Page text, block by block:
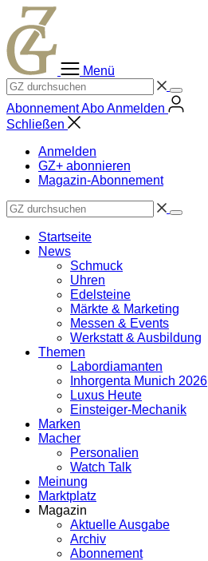
Zum
Inhalt
springen
Menü
AbonnementAboAnmelden
Schließen
Anmelden
GZ+ abonnieren
Magazin-Abonnement
Startseite
News
Schmuck
Uhren
Edelsteine
Märkte & Marketing
Messen & Events
Werkstatt & Ausbildung
Themen
Labordiamanten
Inhorgenta Munich 2026
Luxus Heute
Einsteiger-Mechanik
Marken
Macher
Personalien
Watch Talk
Meinung
Marktplatz
Magazin
Aktuelle Ausgabe
Archiv
Abonnement